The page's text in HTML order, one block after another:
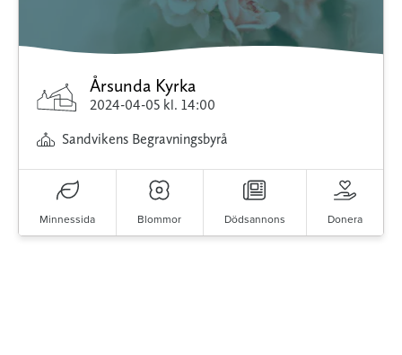
Årsunda Kyrka
2024-04-05 kl. 14:00
Sandvikens Begravningsbyrå
Minnessida Blommor Dödsannons Donera